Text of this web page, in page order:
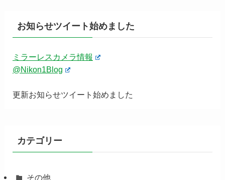
お知らせツイート始めました
ミラーレスカメラ情報
@Nikon1Blog
更新お知らせツイート始めました
カテゴリー
その他